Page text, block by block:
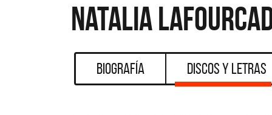
Natalia
Biografía Discos y Letras
DESTACADOS